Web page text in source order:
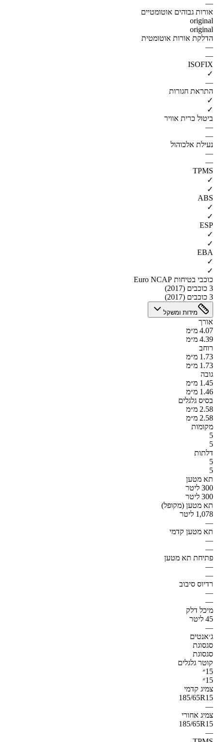
—
אורות גבוהים אוטומטיים
original
original
הדלקת אורות אוטומטית
—
—
ISOFIX
✓
—
התראת חגורות
✓
✓
ביטול כרית אוויר
—
—
נעילת אלכוהול
—
—
TPMS
✓
✓
ABS
✓
✓
ESP
✓
✓
EBA
✓
✓
כוכבי בטיחות Euro NCAP
3 כוכבים (2017)
3 כוכבים (2017)
מידות ומשקל
אורך
4.07 מ״מ
4.39 מ״מ
רוחב
1.73 מ״מ
1.73 מ״מ
גובה
1.45 מ״מ
1.46 מ״מ
בסיס גלגלים
2.58 מ״מ
2.58 מ״מ
מקומות
5
5
דלתות
5
5
תא מטען
300 ליטר
300 ליטר
תא מטען (מקופל)
1,078 ליטר
—
תא מטען קדמי
—
—
פתיחת תא מטען
—
—
רדיוס סיבוב
—
—
מיכל דלק
45 ליטר
—
ג׳אנטים
סגסוגת
סגסוגת
קוטר גלגלים
15״
15״
צמיג קדמי
185/65R15
—
צמיג אחורי
185/65R15
—